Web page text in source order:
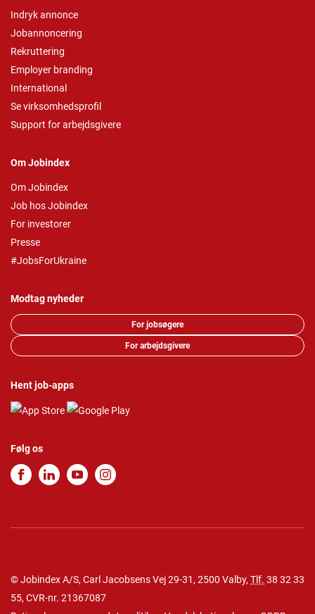
Indryk annonce
Jobannoncering
Rekruttering
Employer branding
International
Se virksomhedsprofil
Support for arbejdsgivere
Om Jobindex
Om Jobindex
Job hos Jobindex
For investorer
Presse
#JobsForUkraine
Modtag nyheder
For jobsøgere
For arbejdsgivere
Hent job-apps
Følg os
© Jobindex A/S, Carl Jacobsens Vej 29-31, 2500 Valby, Tlf. 38 32 33
55, CVR-nr. 21367087